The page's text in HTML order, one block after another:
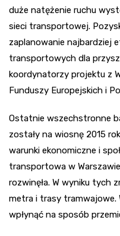
duże natężenie ruchu
sieci transportowej.
zaplanowanie najbardziej
transportowych dla
koordynatorzy projektu z
Funduszy Europejskich i
Ostatnie wszechstronne
zostały na wiosnę 2015
warunki ekonomiczne i
transportowa w
rozwinęła. W wyniku tych
metra i trasy tramwajowe.
wpłynąć na sposób